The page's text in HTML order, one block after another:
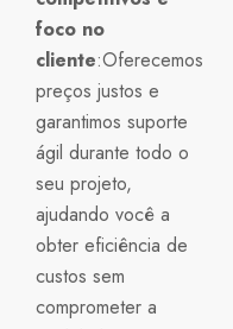
foco no
cliente:Oferecemos
preços justos e
garantimos suporte
ágil durante todo o
seu projeto,
ajudando você a
obter eficiência de
custos sem
comprometer a